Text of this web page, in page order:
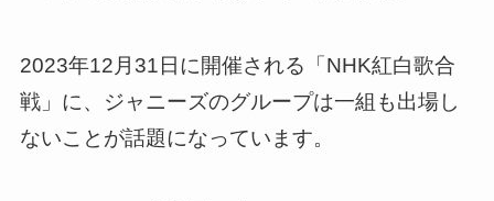
2023年12月31日に開催される「NHK紅白歌合
戦」に、ジャニーズのグループは一組も出場し
ないことが話題になっています。